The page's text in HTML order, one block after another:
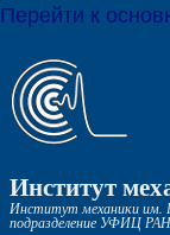
Перейти к
Институт
Институт механики им.
подразделение УФИЦ РАН